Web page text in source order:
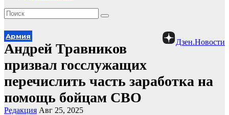
Дзен.Новости
Армия
Андрей Травников
призвал госслужащих
перечислить часть заработка на
помощь бойцам СВО
Редакция Авг 25, 2025